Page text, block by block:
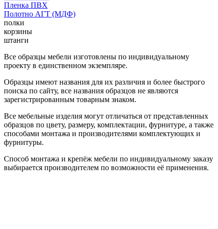
Пленка ПВХ
Полотно АГТ (МДФ)
полки
корзины
штанги
Все образцы мебели изготовлены по индивидуальному
проекту в единственном экземпляре.
Образцы имеют названия для их различия и более быстрого
поиска по сайту, все названия образцов не являются
зарегистрированным товарным знаком.
Все мебельные изделия могут отличаться от представленных
образцов по цвету, размеру, комплектации, фурнитуре, а также
способами монтажа и производителями комплектующих и
фурнитуры.
Способ монтажа и крепёж мебели по индивидуальному заказу
выбирается производителем по возможности её применения.